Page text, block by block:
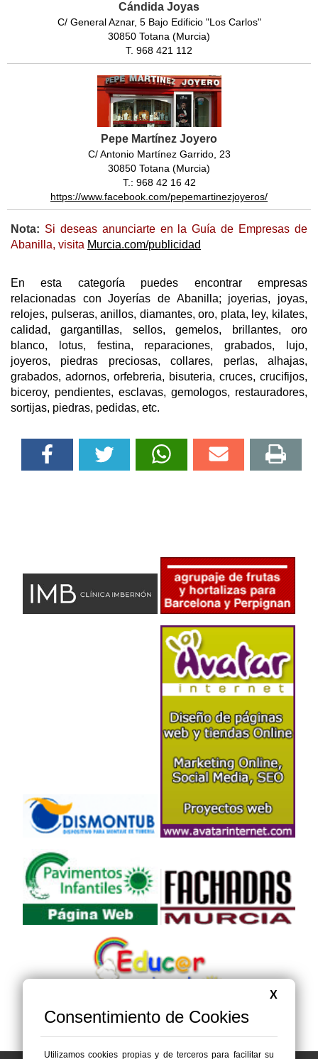
Cándida Joyas
C/ General Aznar, 5 Bajo Edificio "Los Carlos"
30850 Totana (Murcia)
T. 968 421 112
Pepe Martínez Joyero
C/ Antonio Martínez Garrido, 23
30850 Totana (Murcia)
T.: 968 42 16 42
https://www.facebook.com/pepemartinezjoyeros/
Nota: Si deseas anunciarte en la Guía de Empresas de
Abanilla, visita Murcia.com/publicidad
En esta categoría puedes encontrar empresas
relacionadas con Joyerías de Abanilla; joyerias, joyas,
relojes, pulseras, anillos, diamantes, oro, plata, ley, kilates,
calidad, gargantillas, sellos, gemelos, brillantes, oro
blanco, lotus, festina, reparaciones, grabados, lujo,
joyeros, piedras preciosas, collares, perlas, alhajas,
grabados, adornos, orfebreria, bisuteria, cruces, crucifijos,
biceroy, pendientes, esclavas, gemologos, restauradores,
sortijas, piedras, pedidas, etc.
X
Consentimiento de Cookies
Utilizamos cookies propias y de terceros para facilitar su